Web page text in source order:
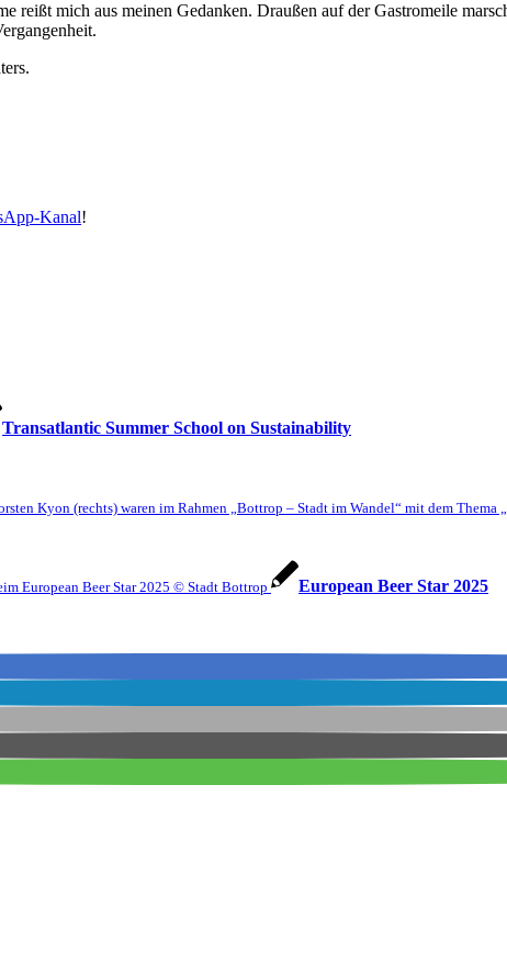
reißt mich aus meinen Gedanken. Draußen auf der Gastromeile
Kanal!
Transatlantic Summer School on Sustainability
Kyon (rechts) waren im Rahmen „Bottrop – Stadt im Wandel“ mit dem Thema
European Beer Star 2025 © Stadt Bottrop European Beer Star 2025